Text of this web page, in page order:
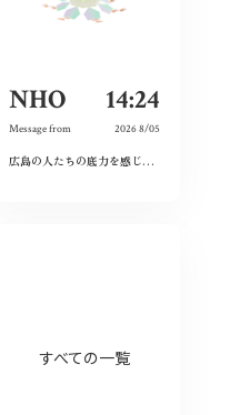
NHO 14:24
Message from 2026 8/05
広島の人たちの底力を感じた。今私たちはそれを受け継ぐことができているのだろうか。平和とは何か、問い続けたい。
すべての一覧